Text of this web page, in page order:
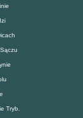
Tryb.